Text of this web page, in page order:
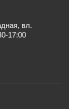
вл.
17:00